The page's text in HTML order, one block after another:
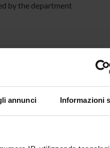
annunci Informazioni
by the department